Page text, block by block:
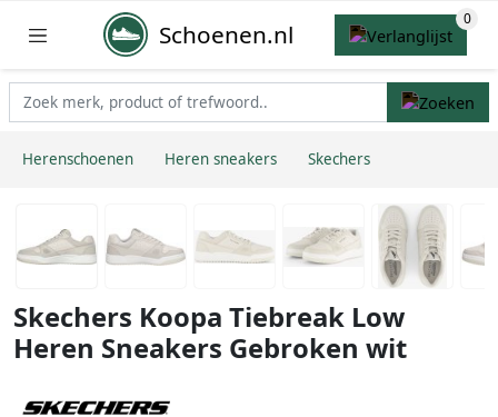
Schoenen.nl
Herenschoenen Heren sneakers Skechers
Skechers Koopa Tiebreak Low
Heren Sneakers Gebroken wit